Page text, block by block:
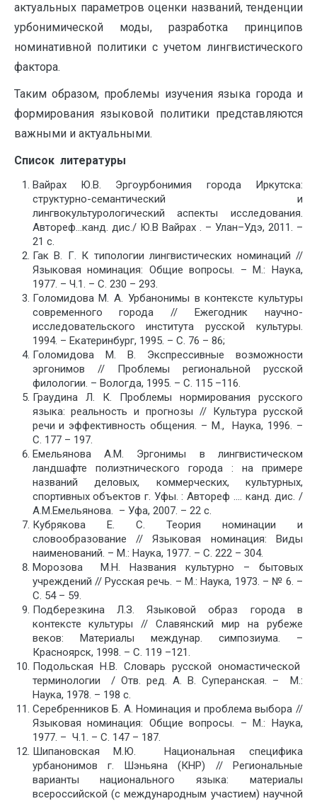
актуальных параметров оценки названий, тенденции
урбонимической моды, разработка принципов
номинативной политики с учетом лингвистического
фактора.
Таким образом, проблемы изучения языка города и
формирования языковой политики представляются
важными и актуальными.
Список литературы
Вайрах Ю.В. Эргоурбонимия города Иркутска:
структурно-семантический и
лингвокультурологический аспекты исследования.
Автореф…канд. дис./ Ю.В Вайрах . – Улан–Удэ, 2011. –
21 с.
Гак В. Г. К типологии лингвистических номинаций //
Языковая номинация: Общие вопросы. – М.: Наука,
1977. – Ч.1. – С. 230 – 293.
Голомидова М. А. Урбанонимы в контексте культуры
современного города // Ежегодник научно-
исследовательского института русской культуры.
1994. – Екатеринбург, 1995. – С. 76 – 86;
Голомидова М. В. Экспрессивные возможности
эргонимов // Проблемы региональной русской
филологии. – Вологда, 1995. – С. 115 –116.
Граудина Л. К. Проблемы нормирования русского
языка: реальность и прогнозы // Культура русской
речи и эффективность общения. – М., Наука, 1996. –
С. 177 – 197.
Емельянова А.М. Эргонимы в лингвистическом
ландшафте полиэтнического города : на примере
названий деловых, коммерческих, культурных,
спортивных объектов г. Уфы. : Автореф …. канд. дис. /
А.М.Емельянова. – Уфа, 2007. – 22 с.
Кубрякова Е. С. Теория номинации и
словообразование // Языковая номинация: Виды
наименований. – М.: Наука, 1977. – С. 222 – 304.
Морозова М.Н. Названия культурно – бытовых
учреждений // Русская речь. – М.: Наука, 1973. – № 6. –
С. 54 – 59.
Подберезкина Л.З. Языковой образ города в
контексте культуры // Славянский мир на рубеже
веков: Материалы междунар. симпозиума. –
Красноярск, 1998. – С. 119 –121.
Подольская Н.В. Словарь русской ономастической
терминологии / Отв. ред. А. В. Суперанская. – М.:
Наука, 1978. – 198 с.
Серебренников Б. А. Номинация и проблема выбора //
Языковая номинация: Общие вопросы. – М.: Наука,
1977. – Ч.1. – С. 147 – 187.
Шипановская М.Ю.
Национальная специфика
урбанонимов г. Шэньяна (КНР) // Региональные
варианты национального языка: материалы
всероссийской (с международным участием) научной